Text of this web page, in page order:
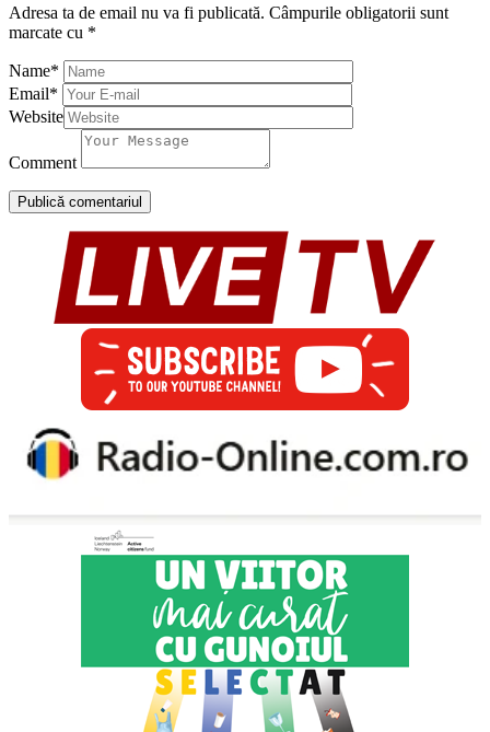
Adresa ta de email nu va fi publicată. Câmpurile obligatorii sunt
marcate cu *
Name*
Email*
Website
Comment